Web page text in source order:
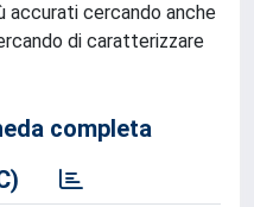
accurati cercando anche
di caratterizzare
completa